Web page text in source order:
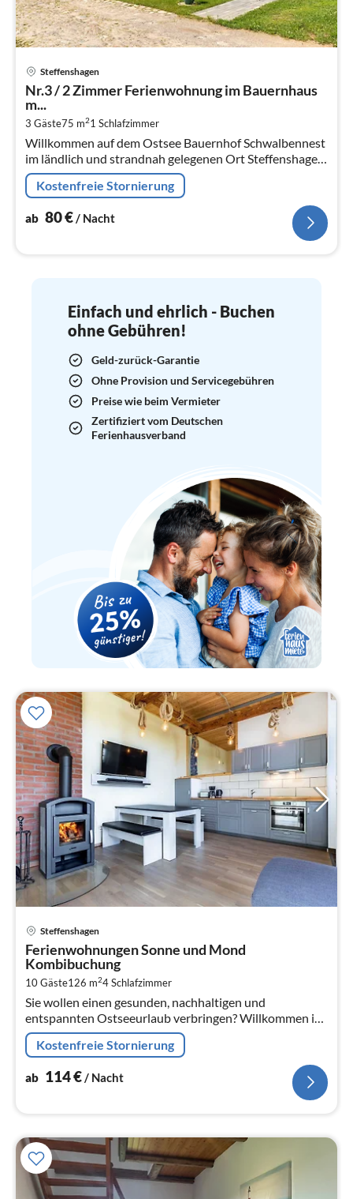
Steffenshagen
Nr.3 / 2 Zimmer Ferienwohnung im Bauernhaus
m...
3 Gäste75 m21 Schlafzimmer
Willkommen auf dem Ostsee Bauernhof Schwalbennest
im ländlich und strandnah gelegenen Ort Steffenshagen
zwischen Kühlungsborn und Heiligendamm.
Kostenfreie Stornierung
ab 80€/ Nacht
Einfach und ehrlich - Buchen
ohne Gebühren!
Geld-zurück-Garantie
Ohne Provision und Servicegebühren
Preise wie beim Vermieter
Zertifiziert vom Deutschen
Ferienhausverband
Steffenshagen
Ferienwohnungen Sonne und Mond
Kombibuchung
10 Gäste126 m24Schlafzimmer
Sie wollen einen gesunden, nachhaltigen und
entspannten Ostseeurlaub verbringen? Willkommen in
unseren rundum neu und ökologisch erbauten
Ferienwohnungen mit Garten und Terrasse.
Kostenfreie Stornierung
ab 114€/ Nacht